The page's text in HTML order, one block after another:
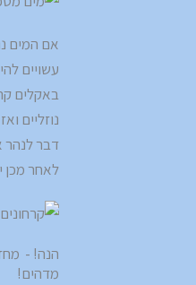
אם המים
עשויים
באקלים
נוזליים
דבר לנהר
לאחר מכן
הנה! -
מדהים!